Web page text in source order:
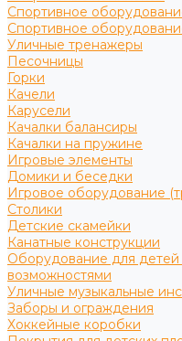
Спортивное
Спортивное
Уличные тренажеры
Песочницы
Горки
Качели
Карусели
Качалки балансиры
Качалки на пружине
Игровые элементы
Домики и беседки
Игровое оборудование
Столики
Детские скамейки
Канатные конструкции
Оборудование для
возможностями
Уличные музыкальные
Заборы и ограждения
Хоккейные коробки